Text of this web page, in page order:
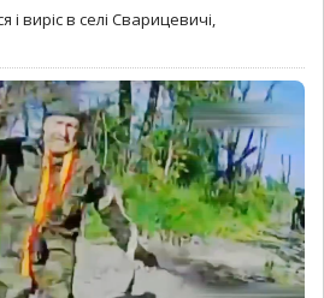
і виріс в селі Сварицевичі,